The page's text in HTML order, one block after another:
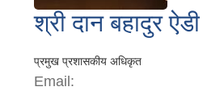
श्री दान बहादुर ऐडी
प्रमुख प्रशासकीय अधिकृत
Email: